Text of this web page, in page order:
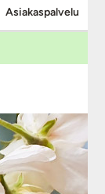
Asiakaspalvelu